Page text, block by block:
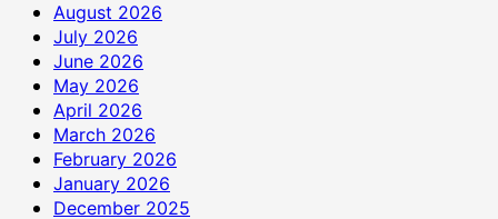
August 2026
July 2026
June 2026
May 2026
April 2026
March 2026
February 2026
January 2026
December 2025